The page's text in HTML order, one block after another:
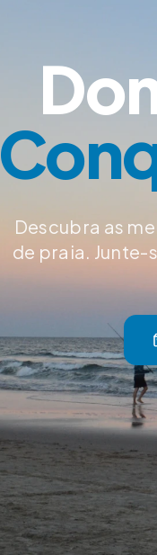
Descubra as
de praia. Junte-